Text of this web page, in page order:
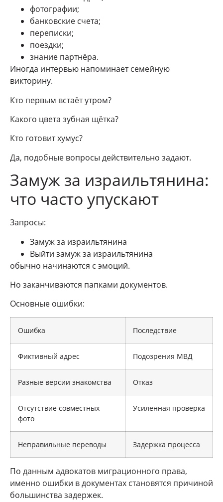
фотографии;
банковские счета;
переписки;
поездки;
знание партнёра.
Иногда интервью напоминает семейную
викторину.
Кто первым встаёт утром?
Какого цвета зубная щётка?
Кто готовит хумус?
Да, подобные вопросы действительно задают.
Замуж за израильтянина:
что часто упускают
Запросы:
Замуж за израильтянина
Выйти замуж за израильтянина
обычно начинаются с эмоций.
Но заканчиваются папками документов.
Основные ошибки:
Ошибка Последствие
Фиктивный адрес Подозрения МВД
Разные версии знакомства Отказ
Отсутствие совместных
фото
Усиленная проверка
Неправильные переводы Задержка процесса
По данным адвокатов миграционного права,
именно ошибки в документах становятся причиной
большинства задержек.